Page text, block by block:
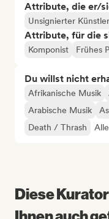
Attribute, die er/
Unsignierter Künstler
Attribute, für die
Komponist Frühes
Du willst nicht
Afrikanische Musik
Arabische Musik
Death / Thrash
Diese
Ihnen auch